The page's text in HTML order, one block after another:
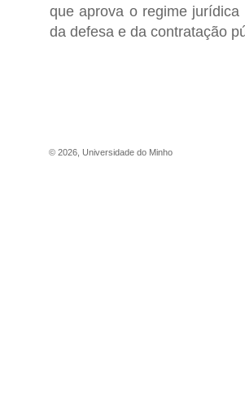
que aprova o regime
da defesa e da contratação
© 2026 Universidade do Minho